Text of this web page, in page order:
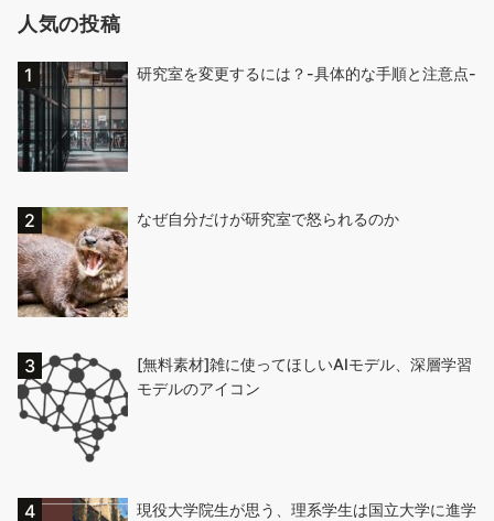
人気の投稿
研究室を変更するには？-具体的な手順と注意点-
なぜ自分だけが研究室で怒られるのか
[無料素材]雑に使ってほしいAIモデル、深層学習
モデルのアイコン
現役大学院生が思う、理系学生は国立大学に進学